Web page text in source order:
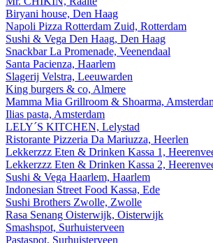
Biryani house, Den Haag
Napoli Pizza Rotterdam Zuid, Rotterdam
Sushi & Vega Den Haag, Den Haag
Snackbar La Promenade, Veenendaal
Santa Pacienza, Haarlem
Slagerij Velstra, Leeuwarden
King burgers & co, Almere
Mamma Mia Grillroom & Shoarma,
Ilias pasta, Amsterdam
LELY´S KITCHEN, Lelystad
Ristorante Pizzeria Da Mariuzza, Heerlen
Lekkerzzz Eten & Drinken Kassa 1,
Lekkerzzz Eten & Drinken Kassa 2,
Sushi & Vega Haarlem, Haarlem
Indonesian Street Food Kassa, Ede
Sushi Brothers Zwolle, Zwolle
Rasa Senang Oisterwijk, Oisterwijk
Smashspot, Surhuisterveen
Pastaspot, Surhuisterveen